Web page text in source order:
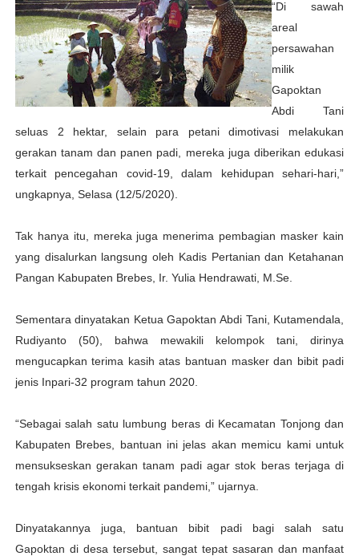
“Di sawah
areal
persawahan
milik
Gapoktan
Abdi Tani
seluas 2 hektar, selain para petani dimotivasi melakukan
gerakan tanam dan panen padi, mereka juga diberikan edukasi
terkait pencegahan covid-19, dalam kehidupan sehari-hari,”
ungkapnya, Selasa (12/5/2020).
Tak hanya itu, mereka juga menerima pembagian masker kain
yang disalurkan langsung oleh Kadis Pertanian dan Ketahanan
Pangan Kabupaten Brebes, Ir. Yulia Hendrawati, M.Se.
Sementara dinyatakan Ketua Gapoktan Abdi Tani, Kutamendala,
Rudiyanto (50), bahwa mewakili kelompok tani, dirinya
mengucapkan terima kasih atas bantuan masker dan bibit padi
jenis Inpari-32 program tahun 2020.
“Sebagai salah satu lumbung beras di Kecamatan Tonjong dan
Kabupaten Brebes, bantuan ini jelas akan memicu kami untuk
mensukseskan gerakan tanam padi agar stok beras terjaga di
tengah krisis ekonomi terkait pandemi,” ujarnya.
Dinyatakannya juga, bantuan bibit padi bagi salah satu
Gapoktan di desa tersebut, sangat tepat sasaran dan manfaat